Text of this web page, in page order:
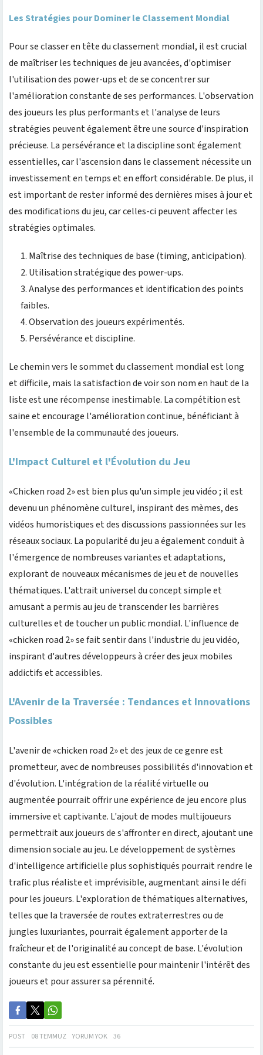
Les Stratégies pour Dominer le Classement Mondial
Pour se classer en tête du classement mondial, il est crucial
de maîtriser les techniques de jeu avancées, d'optimiser
l'utilisation des power-ups et de se concentrer sur
l'amélioration constante de ses performances. L'observation
des joueurs les plus performants et l'analyse de leurs
stratégies peuvent également être une source d'inspiration
précieuse. La persévérance et la discipline sont également
essentielles, car l'ascension dans le classement nécessite un
investissement en temps et en effort considérable. De plus, il
est important de rester informé des dernières mises à jour et
des modifications du jeu, car celles-ci peuvent affecter les
stratégies optimales.
Maîtrise des techniques de base (timing, anticipation).
Utilisation stratégique des power-ups.
Analyse des performances et identification des points
faibles.
Observation des joueurs expérimentés.
Persévérance et discipline.
Le chemin vers le sommet du classement mondial est long
et difficile, mais la satisfaction de voir son nom en haut de la
liste est une récompense inestimable. La compétition est
saine et encourage l'amélioration continue, bénéficiant à
l'ensemble de la communauté des joueurs.
L'Impact Culturel et l'Évolution du Jeu
«Chicken road 2» est bien plus qu'un simple jeu vidéo ; il est
devenu un phénomène culturel, inspirant des mèmes, des
vidéos humoristiques et des discussions passionnées sur les
réseaux sociaux. La popularité du jeu a également conduit à
l'émergence de nombreuses variantes et adaptations,
explorant de nouveaux mécanismes de jeu et de nouvelles
thématiques. L'attrait universel du concept simple et
amusant a permis au jeu de transcender les barrières
culturelles et de toucher un public mondial. L'influence de
«chicken road 2» se fait sentir dans l'industrie du jeu vidéo,
inspirant d'autres développeurs à créer des jeux mobiles
addictifs et accessibles.
L'Avenir de la Traversée : Tendances et Innovations
Possibles
L'avenir de «chicken road 2» et des jeux de ce genre est
prometteur, avec de nombreuses possibilités d'innovation et
d'évolution. L'intégration de la réalité virtuelle ou
augmentée pourrait offrir une expérience de jeu encore plus
immersive et captivante. L'ajout de modes multijoueurs
permettrait aux joueurs de s'affronter en direct, ajoutant une
dimension sociale au jeu. Le développement de systèmes
d'intelligence artificielle plus sophistiqués pourrait rendre le
trafic plus réaliste et imprévisible, augmentant ainsi le défi
pour les joueurs. L'exploration de thématiques alternatives,
telles que la traversée de routes extraterrestres ou de
jungles luxuriantes, pourrait également apporter de la
fraîcheur et de l'originalité au concept de base. L'évolution
constante du jeu est essentielle pour maintenir l'intérêt des
joueurs et pour assurer sa pérennité.
POST 08 TEMMUZ YORUM YOK 36